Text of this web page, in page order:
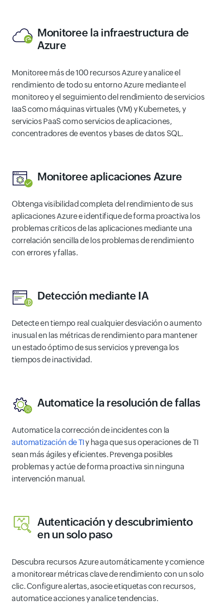
Monitoree la infraestructura de
Azure
Monitoree más de 100 recursos Azure y analice el
rendimiento de todo su entorno Azure mediante el
monitoreo y el seguimiento del rendimiento de servicios
IaaS como máquinas virtuales (VM) y Kubernetes, y
servicios PaaS como servicios de aplicaciones,
concentradores de eventos y bases de datos SQL.
Monitoree aplicaciones Azure
Obtenga visibilidad completa del rendimiento de sus
aplicaciones Azure e identifique de forma proactiva los
problemas críticos de las aplicaciones mediante una
correlación sencilla de los problemas de rendimiento
con errores y fallas.
Detección mediante IA
Detecte en tiempo real cualquier desviación o aumento
inusual en las métricas de rendimiento para mantener
un estado óptimo de sus servicios y prevenga los
tiempos de inactividad.
Automatice la resolución de fallas
Automatice la corrección de incidentes con la
automatización de TIy haga que sus operaciones de TI
sean más ágiles y eficientes. Prevenga posibles
problemas y actúe de forma proactiva sin ninguna
intervención manual.
Autenticación y descubrimiento
en un solo paso
Descubra recursos Azure automáticamente y comience
a monitorear métricas clave de rendimiento con un solo
clic. Configure alertas, asocie etiquetas con recursos,
automatice acciones y analice tendencias.